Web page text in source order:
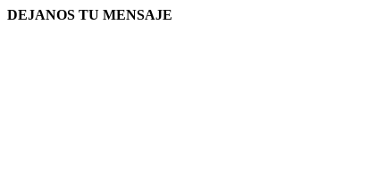
DEJANOS TU MENSAJE